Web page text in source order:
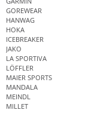
GOREWEAR
HANWAG
HOKA
ICEBREAKER
JAKO
LA SPORTIVA
LÖFFLER
MAIER SPORTS
MANDALA
MEINDL
MILLET